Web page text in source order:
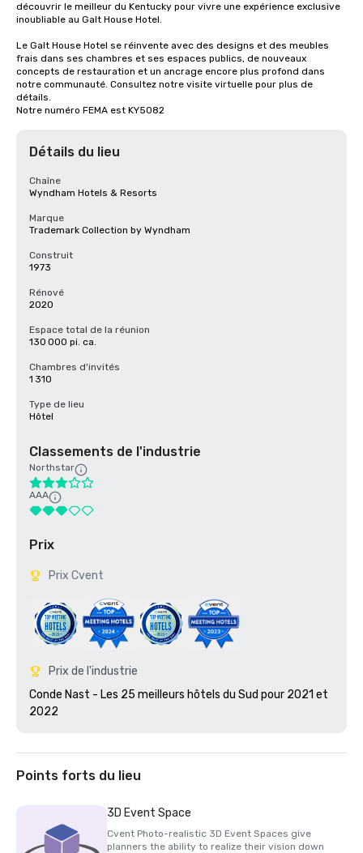
découvrir le meilleur du Kentucky pour vivre une expérience exclusive
inoubliable au Galt House Hotel.
Le Galt House Hotel se réinvente avec des designs et des meubles
frais dans ses chambres et ses espaces publics, de nouveaux
concepts de restauration et un ancrage encore plus profond dans
notre communauté. Consultez notre visite virtuelle pour plus de
détails.
Notre numéro FEMA est KY5082
Détails du lieu
Chaîne
Wyndham Hotels & Resorts
Marque
Trademark Collection by Wyndham
Construit
1973
Rénové
2020
Espace total de la réunion
130 000 pi. ca.
Chambres d'invités
1 310
Type de lieu
Hôtel
Classements de l'industrie
Northstar
AAA
Prix
Prix Cvent
Prix de l'industrie
Conde Nast - Les 25 meilleurs hôtels du Sud pour 2021 et
2022
Points forts du lieu
3D Event Space
Cvent Photo-realistic 3D Event Spaces give
planners the ability to realize their vision down